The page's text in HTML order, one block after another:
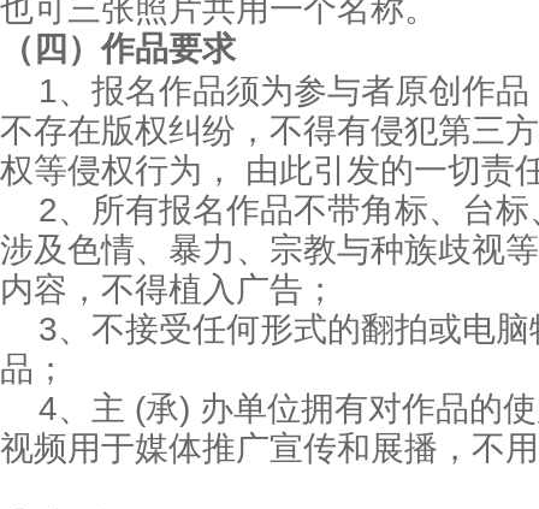
也可三张照片共用一个名称。
（四）作品要求
1、报名作品须为参与者原创作
不存在版权纠纷，不得有侵犯第三
权等侵权行为， 由此引发的一切责
2、所有报名作品不带角标、台
涉及色情、暴力、宗教与种族歧视
内容，不得植入广告；
3、不接受任何形式的翻拍或电
品；
4、主 (承) 办单位拥有对作品的
视频用于媒体推广宣传和展播，不